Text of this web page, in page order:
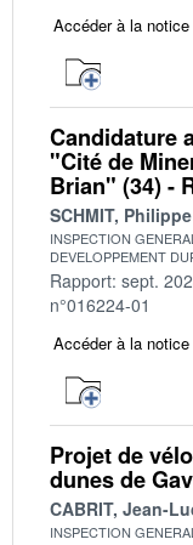
Accéder à la notice
Candidature
"Cité de
Brian" (34) -
SCHMIT, Philippe
INSPECTION
DEVELOPPEMENT
Rapport: sept.
n°016224-01
Accéder à la notice
Projet de
dunes de
CABRIT, Jean-
INSPECTION